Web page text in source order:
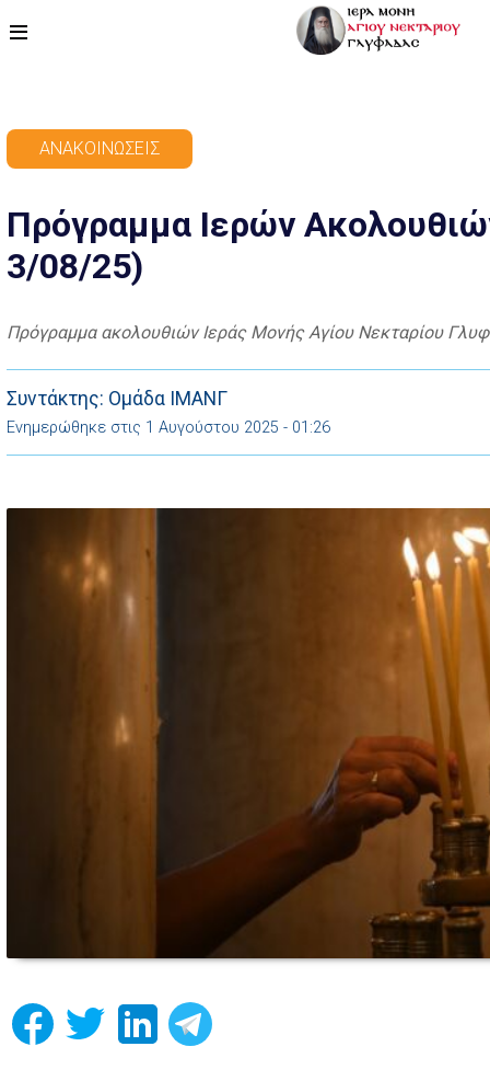
ΒΙΝΤΕΟ
ΕΠΙΚΟΙΝΩΝΙΑ
ΑΝΑΚΟΙΝΏΣΕΙΣ
Πρόγραμμα Ιερών
3/08/25)
Πρόγραμμα ακολουθιών Ιεράς Μονής Αγίου Νεκταρίου
Συντάκτης: Ομάδα ΙΜΑΝΓ
Ενημερώθηκε στις 1 Αυγούστου 2025 - 01:26